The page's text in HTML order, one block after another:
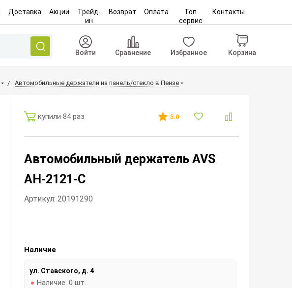
Доставка Акции
Трейд-
ин
Возврат Оплата
Топ
сервис
Контакты
Войти Сравнение Избранное Корзина
Автомобильные держатели на панель/стекло в Пензе
купили 84 раз 5.0
Автомобильный держатель AVS
AH-2121-C
Артикул: 20191290
Наличие
ул. Ставского, д. 4
Наличие: 0 шт.